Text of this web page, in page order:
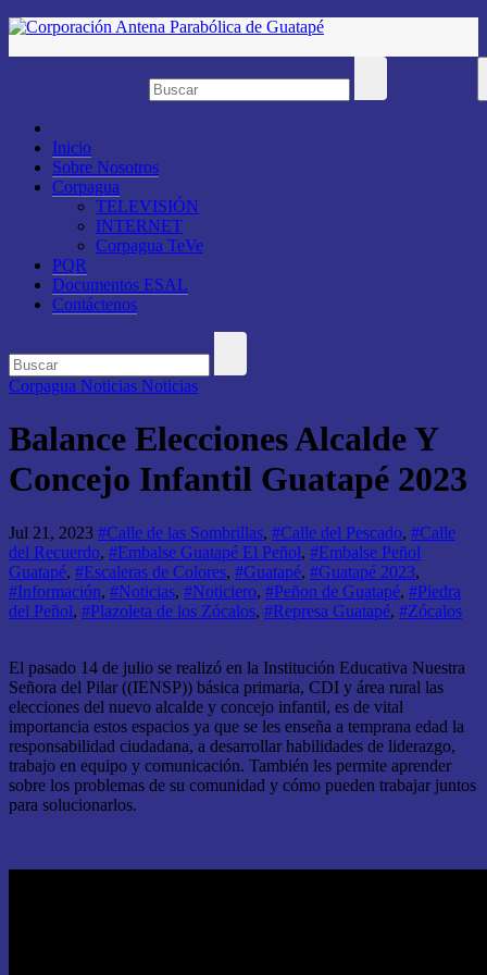
Saltar
Inicio
Sobre Nosotros
Corpagua
TELEVISIÓN
INTERNET
Corpagua TeVe
PQR
Documentos ESAL
Contáctenos
Corpagua Noticias Noticias
Balance Elecciones Alcalde Y
Concejo Infantil Guatapé 2023
Jul 21, 2023 #Calle de las Sombrillas, #Calle del Pescado, #Calle
del Recuerdo, #Embalse Guatapé El Peñol, #Embalse Peñol
Guatapé, #Escaleras de Colores, #Guatapé, #Guatapé 2023,
#Información, #Noticias, #Noticiero, #Peñon de Guatapé, #Piedra
del Peñol, #Plazoleta de los Zócalos, #Represa Guatapé, #Zócalos
El pasado 14 de julio se realizó en la Institución Educativa Nuestra
Señora del Pilar ((IENSP)) básica primaria, CDI y área rural las
elecciones del nuevo alcalde y concejo infantil, es de vital
importancia estos espacios ya que se les enseña a temprana edad la
responsabilidad ciudadana, a desarrollar habilidades de liderazgo,
trabajo en equipo y comunicación. También les permite aprender
sobre los problemas de su comunidad y cómo pueden trabajar juntos
para solucionarlos.